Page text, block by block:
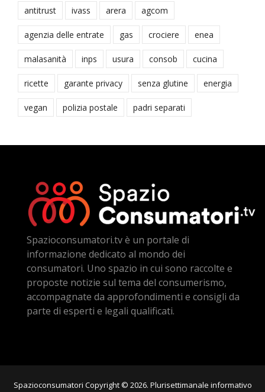
antitrust ivass arera agcom
agenzia delle entrate gas crociere enea
malasanità inps usura consob cucina
ricette garante privacy senza glutine energia
vegan polizia postale padri separati
Spazioconsumatori.tv è un portale di
informazione dedicato al mondo dei
consumatori. Uno spazio in cui sono raccolte e
proposte notizie sul tema del consumerismo,
accompagnate da approfondimenti e consigli da
parte di esperti e legali qualificati.
Spazioconsumatori Copyright © 2026. Plurisettimanale informativo